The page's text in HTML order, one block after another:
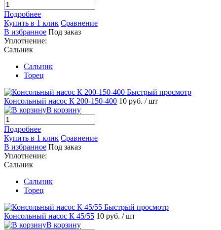
Подробнее
Купить в 1 клик Сравнение
В избранное Под заказ
Уплотнение:
Сальник
Сальник
Торец
Быстрый просмотр
Консольный насос К 200-150-400 10 руб. / шт
В корзину
Подробнее
Купить в 1 клик Сравнение
В избранное Под заказ
Уплотнение:
Сальник
Сальник
Торец
Быстрый просмотр
Консольный насос К 45/55 10 руб. / шт
В корзину